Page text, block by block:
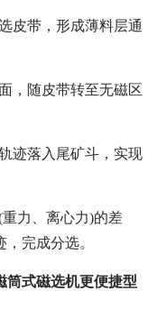
皮带，形成薄料层通
，随皮带转至无磁区
迹落入尾矿斗，实现
力、离心力)的差
完成分选。
筒式磁选机更便捷型